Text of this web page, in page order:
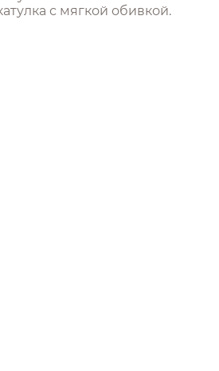
с мягкой обивкой.